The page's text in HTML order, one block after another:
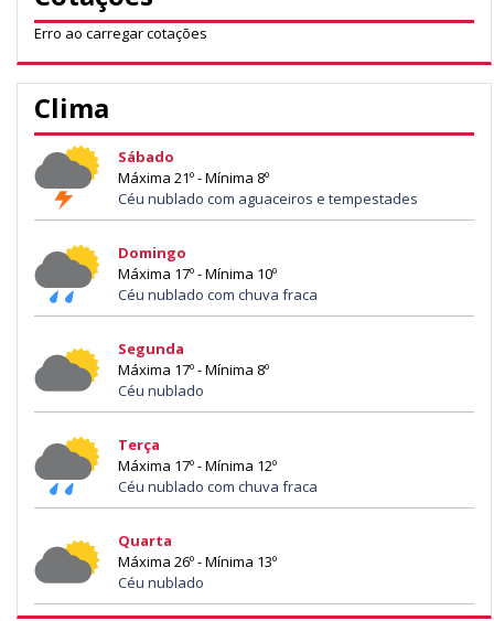
Erro ao carregar cotações
Clima
Sábado
Máxima 21º - Mínima 8º
Céu nublado com aguaceiros e tempestades
Domingo
Máxima 17º - Mínima 10º
Céu nublado com chuva fraca
Segunda
Máxima 17º - Mínima 8º
Céu nublado
Terça
Máxima 17º - Mínima 12º
Céu nublado com chuva fraca
Quarta
Máxima 26º - Mínima 13º
Céu nublado